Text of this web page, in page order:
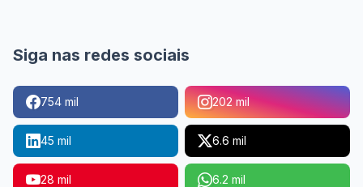
Siga nas redes sociais
754 mil 202 mil
45 mil 6.6 mil
28 mil 6.2 mil